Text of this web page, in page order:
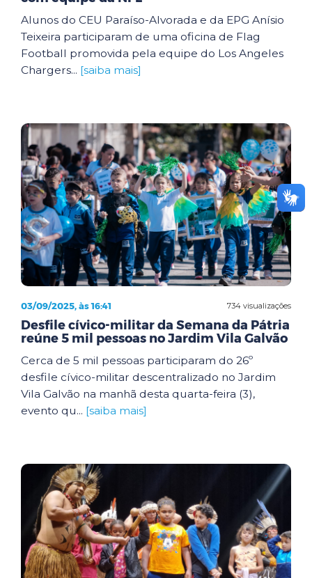
Alunos do CEU Paraíso-Alvorada e da EPG Anísio
Teixeira participaram de uma oficina de Flag
Football promovida pela equipe do Los Angeles
Chargers... [saiba mais]
734 visualizações
03/09/2025, às 16:41
Desfile cívico-militar da Semana da Pátria
reúne 5 mil pessoas no Jardim Vila Galvão
Cerca de 5 mil pessoas participaram do 26º
desfile cívico-militar descentralizado no Jardim
Vila Galvão na manhã desta quarta-feira (3),
evento qu... [saiba mais]